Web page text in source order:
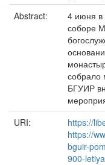
Abstract:
4 июня в
соборе
собрало
БГУИР
URI:
https://
https://
bguir-
900-